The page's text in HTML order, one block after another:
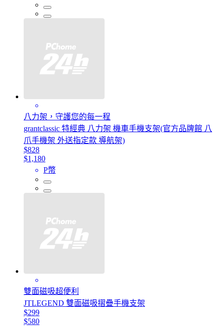
八力架，守護您的每一程
grantclassic 特經典 八力架 機車手機支架(官方品牌館 八
爪手機架 外送指定款 導航架)
$828
$1,180
P幣
雙面磁吸超便利
JTLEGEND 雙面磁吸摺疊手機支架
$299
$580